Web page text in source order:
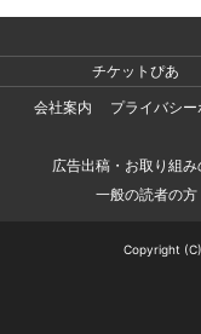
チケットぴあ
会社案内
プライバシー
広告出稿・お取り組
一般の読者の
Copyright